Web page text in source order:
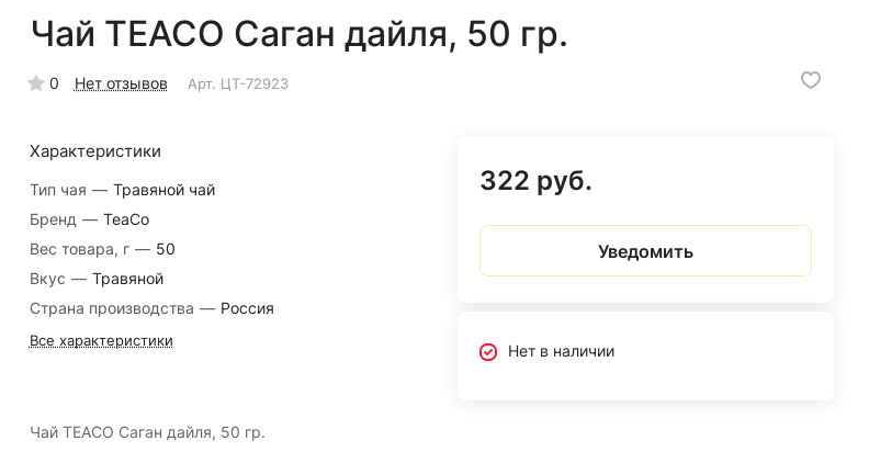
Чай TEACO Саган дайля, 50 гр.
0 Нет отзывов Арт. ЦТ-72923
Характеристики
Тип чая — Травяной чай
Бренд — TeaCo
Вес товара, г — 50
Вкус — Травяной
Страна производства — Россия
Все характеристики
Чай TEACO Саган дайля, 50 гр.
322 руб.
Уведомить
Нет в наличии